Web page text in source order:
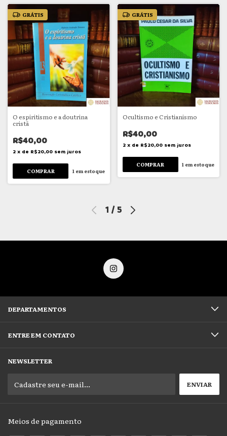
GRÁTIS
O espiritismo e a doutrina
cristã
R$40,00
2 x de R$20,00 sem juros
1 em estoque
GRÁTIS
Ocultismo e Cristianismo
R$40,00
2 x de R$20,00 sem juros
1 em estoque
1 / 5
DEPARTAMENTOS
ENTRE EM CONTATO
NEWSLETTER
Meios de pagamento